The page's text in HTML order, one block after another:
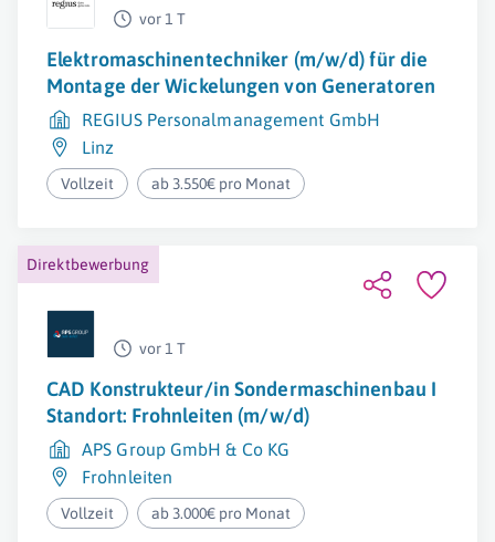
vor 1 T
Elektromaschinentechniker (m/w/d) für die
Montage der Wickelungen von Generatoren
REGIUS Personalmanagement GmbH
Linz
Vollzeit ab 3.550€ pro Monat
Direktbewerbung
vor 1 T
CAD Konstrukteur/in Sondermaschinenbau I
Standort: Frohnleiten (m/w/d)
APS Group GmbH & Co KG
Frohnleiten
Vollzeit ab 3.000€ pro Monat